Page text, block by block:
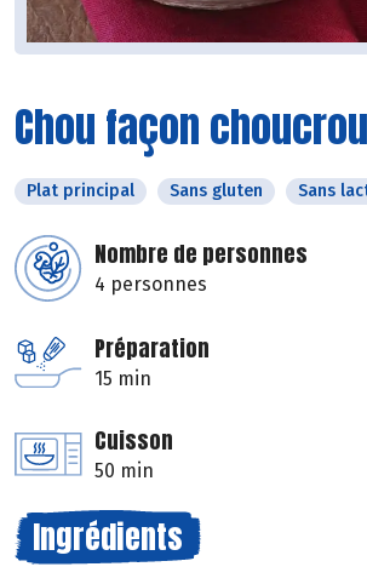
Chou façon
Plat principal Sans gluten Sans
Nombre de personnes
4 personnes
Préparation
15 min
Cuisson
50 min
Ingrédients